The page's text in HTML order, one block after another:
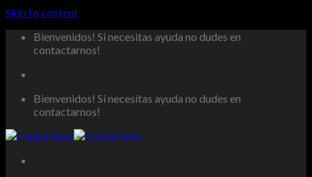
Skip to content
Bienvenidos! Si necesitas ayuda no dudes en
contactarnos!
Bienvenidos! Si necesitas ayuda no dudes en
contactarnos!